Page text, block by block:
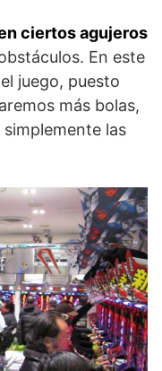
ciertos agujeros
En este
juego, puesto
más bolas,
las